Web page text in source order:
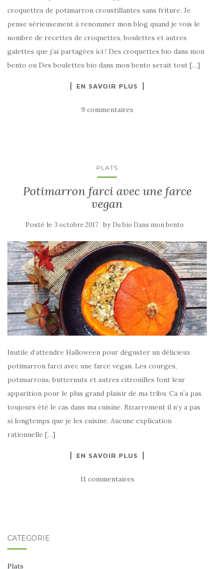
croquettes de potimarron croustillantes sans friture. Je
pense sérieusement à renommer mon blog quand je vois le
nombre de recettes de croquettes, boulettes et autres
galettes que j’ai partagées ici ! Des croquettes bio dans mon
bento ou Des boulettes bio dans mon bento serait tout […]
EN SAVOIR PLUS
9 commentaires
PLATS
Potimarron farci avec une farce
vegan
Posté le 3 octobre 2017 by Du bio Dans mon bento
Inutile d’attendre Halloween pour déguster un délicieux
potimarron farci avec une farce vegan. Les courges,
potimarrons, butternuts et autres citrouilles font leur
apparition pour le plus grand plaisir de ma tribu. Ca n’a pas
toujours été le cas dans ma cuisine. Bizarrement il n’y a pas
si longtemps que je les cuisine. Aucune explication
rationnelle […]
EN SAVOIR PLUS
11 commentaires
CATÉGORIE
Plats